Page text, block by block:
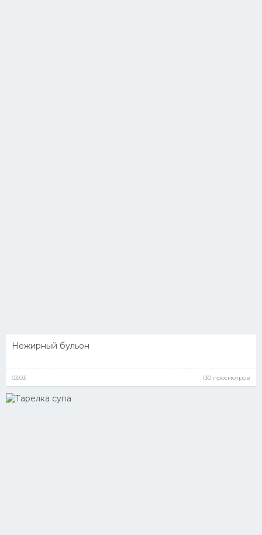
Нежирный бульон
03.03 130 просмотров